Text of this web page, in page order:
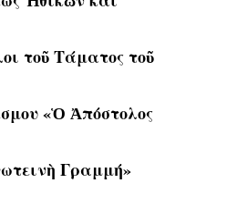
τοῦ Τάματος τοῦ
«Ὁ Ἀπόστολος
Γραμμή»